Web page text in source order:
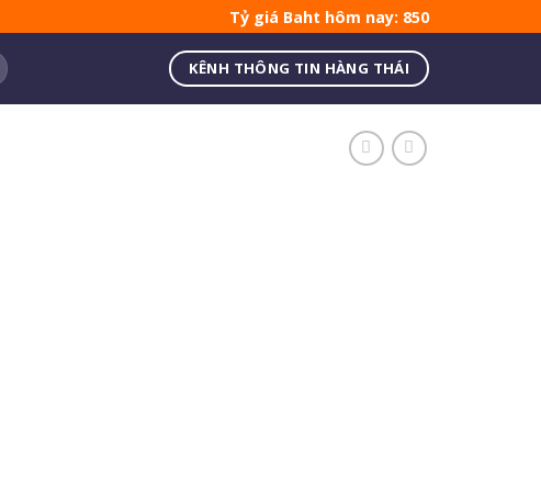
Tỷ giá Baht hôm nay: 850
KÊNH THÔNG TIN HÀNG THÁI